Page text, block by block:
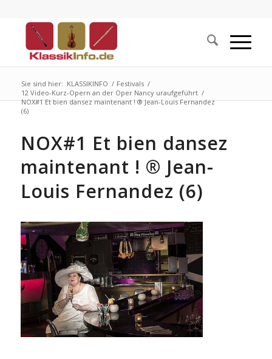
Sie sind hier: KLASSIKINFO / Festivals /
12 Video-Kurz-Opern an der Oper Nancy uraufgeführt /
NOX#1 Et bien dansez maintenant ! ® Jean-Louis Fernandez
(6)
NOX#1 Et bien dansez
maintenant ! ® Jean-
Louis Fernandez (6)